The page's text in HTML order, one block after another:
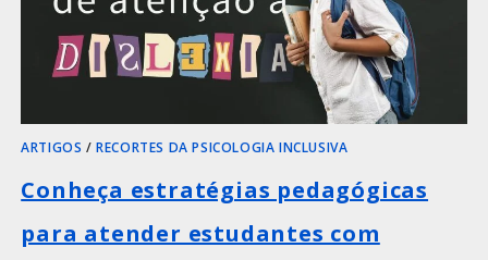
ARTIGOS /RECORTES DA PSICOLOGIA INCLUSIVA
Conheça estratégias pedagógicas
para atender estudantes com